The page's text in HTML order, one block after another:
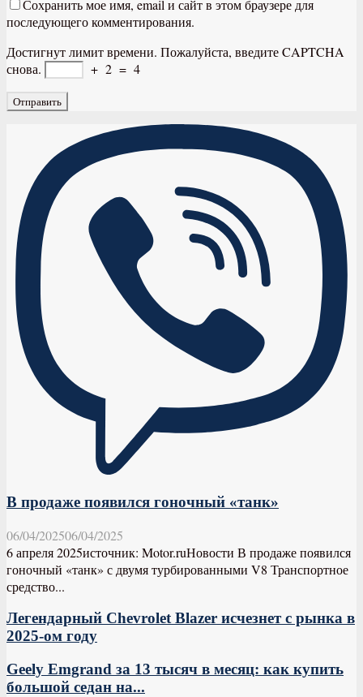
Сохранить мое имя, email и сайт в этом браузере для
последующего комментирования.
Достигнут лимит времени. Пожалуйста, введите CAPTCHA
снова.
+ 2 = 4
В продаже появился гоночный «танк»
06/04/202506/04/2025
6 апреля 2025источник: Motor.ruНовости В продаже появился
гоночный «танк» с двумя турбированными V8 Транспортное
средство...
Легендарный Chevrolet Blazer исчезнет с рынка в
2025-ом году
Geely Emgrand за 13 тысяч в месяц: как купить
большой седан на...